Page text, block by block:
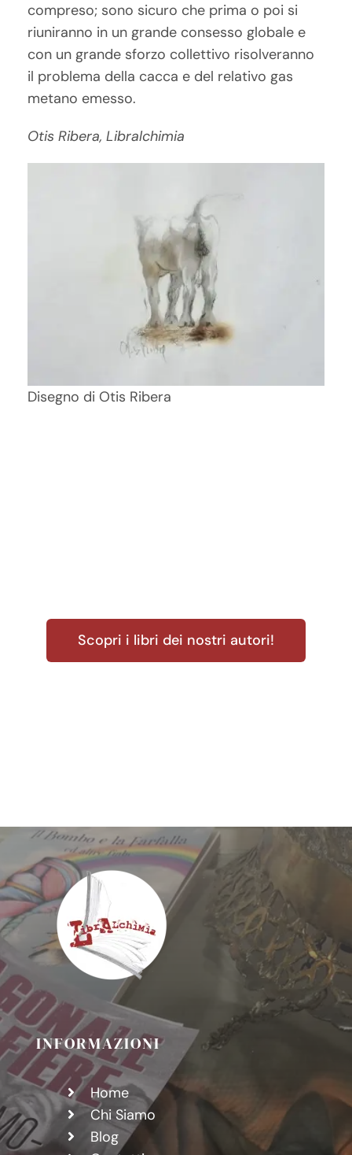
compreso; sono sicuro che prima o poi si
riuniranno in un grande consesso globale e
con un grande sforzo collettivo risolveranno
il problema della cacca e del relativo gas
metano emesso.
Otis Ribera, Libralchimia
Disegno di Otis Ribera
Scopri i libri dei nostri autori!
INFORMAZIONI
Home
Chi Siamo
Blog